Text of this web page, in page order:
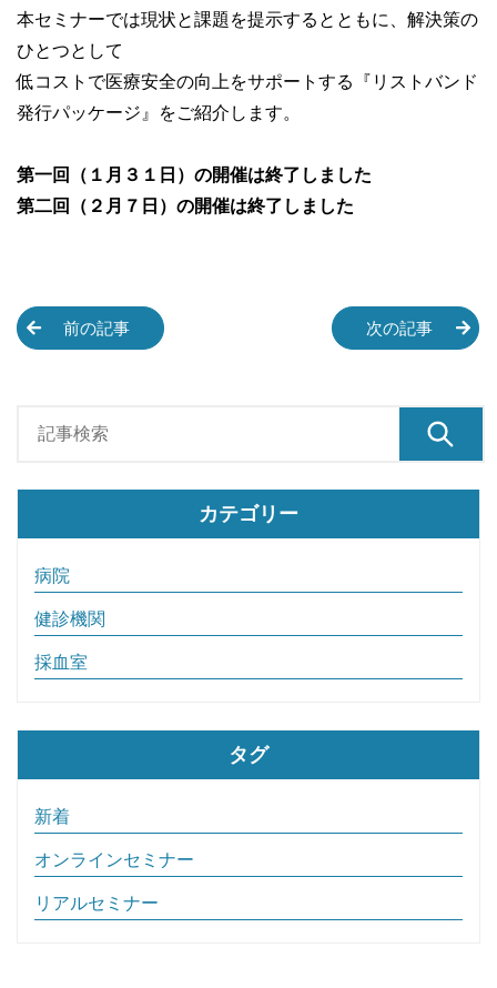
本セミナーでは現状と課題を提示するとともに、解決策の
ひとつとして
低コストで医療安全の向上をサポートする『リストバンド
発行パッケージ』をご紹介します。
第一回（１月３１日）の開催は終了しました
第二回（２月７日）の開催は終了しました
前の記事 次の記事
カテゴリー
病院
健診機関
採血室
タグ
新着
オンラインセミナー
リアルセミナー